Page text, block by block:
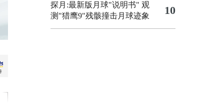
探月:最新版月球"说明书" 观
测"猎鹰9"残骸撞击月球迹象
10